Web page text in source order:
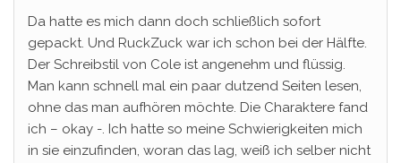
Da hatte es mich dann doch schließlich sofort
gepackt. Und RuckZuck war ich schon bei der Hälfte.
Der Schreibstil von Cole ist angenehm und flüssig.
Man kann schnell mal ein paar dutzend Seiten lesen,
ohne das man aufhören möchte. Die Charaktere fand
ich – okay -. Ich hatte so meine Schwierigkeiten mich
in sie einzufinden, woran das lag, weiß ich selber nicht